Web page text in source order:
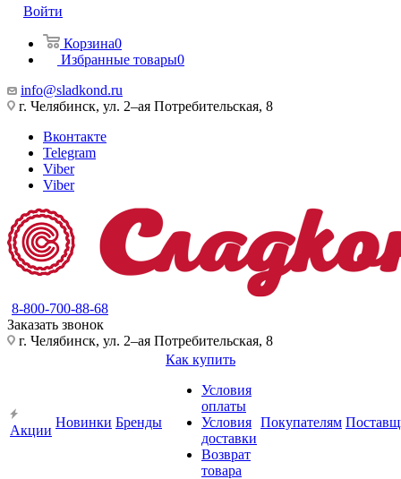
Войти
Корзина0
Избранные товары0
info@sladkond.ru
г. Челябинск, ул. 2–ая Потребительская, 8
Вконтакте
Telegram
Viber
Viber
8-800-700-88-68
Заказать звонок
г. Челябинск, ул. 2–ая Потребительская, 8
Акции
Новинки Бренды
Как купить
Условия
оплаты
Условия
доставки
Возврат
товара
Покупателям